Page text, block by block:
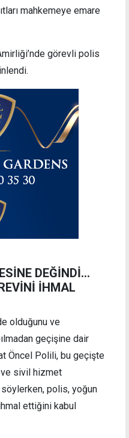
mahkemeye emare
görevli polis
DEĞİNDİ…
İHMAL
olduğunu ve
geçişine dair
Öncel Polili, bu geçişte
ve sivil hizmet
polis, yoğun
ettiğini kabul